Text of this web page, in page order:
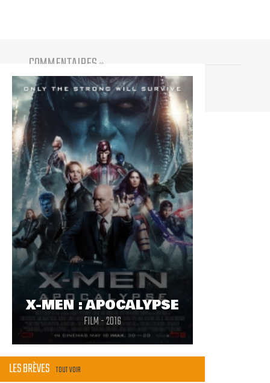
COMMENTAIRES (0)
Vous devez être connecté pour participer
X-MEN : APOCALYPSE
FILM - 2016
LES BRÈVES TOUT VOIR